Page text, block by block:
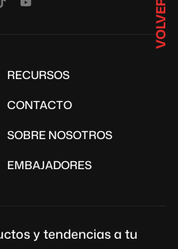
RECURSOS
CONTACTO
SOBRE NOSOTROS
EMBAJADORES
y tendencias a tu